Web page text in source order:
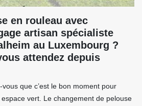
en rouleau avec
artisan spécialiste
au Luxembourg ?
attendez depuis
que c’est le bon moment pour
vert. Le changement de pelouse